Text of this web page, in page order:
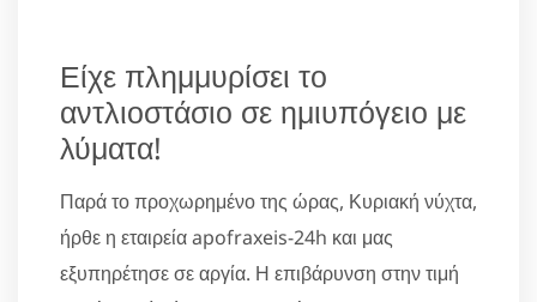
Είχε πλημμυρίσει το
αντλιοστάσιο σε ημιυπόγειο με
λύματα!
Παρά το προχωρημένο της ώρας, Κυριακή νύχτα,
ήρθε η εταιρεία apofraxeis-24h και μας
εξυπηρέτησε σε αργία. Η επιβάρυνση στην τιμή